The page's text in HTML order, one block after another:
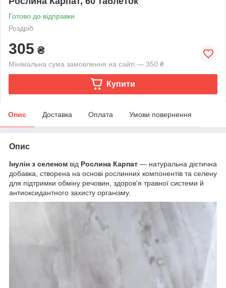
Готово до відправки
Роздріб
305 ₴
Мінімальна сума замовлення на сайті — 350 ₴
Купити
Опис Доставка Оплата Умови повернення
Опис
Інулін з селеном від Рослина Карпат — натуральна дієтична
добавка, створена на основі рослинних компонентів та селену
для підтримки обміну речовин, здоров'я травної системи й
антиоксидантного захисту організму.